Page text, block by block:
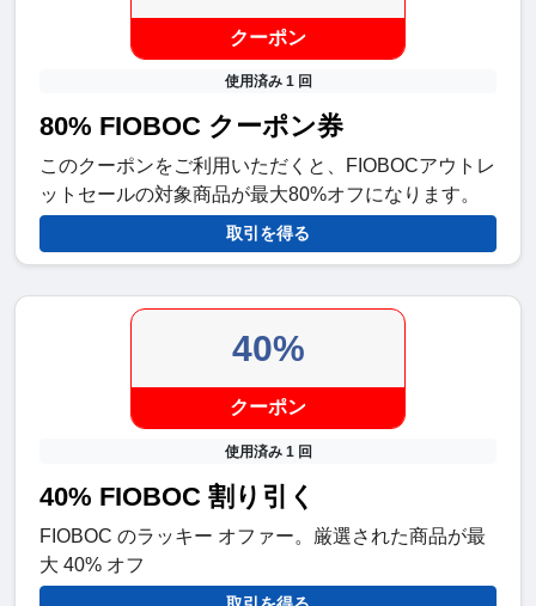
クーポン
使用済み 1 回
80% FIOBOC クーポン券
このクーポンをご利用いただくと、FIOBOCアウトレ
ットセールの対象商品が最大80%オフになります。
取引を得る
40%
クーポン
使用済み 1 回
40% FIOBOC 割り引く
FIOBOC のラッキー オファー。厳選された商品が最
大 40% オフ